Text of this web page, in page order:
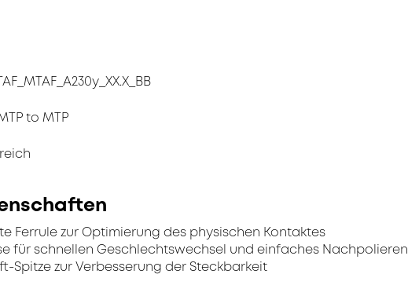
to MTP
Ferrule zur Optimierung des physischen Kontaktes
für schnellen Geschlechtswechsel und einfaches Nachpolieren
Spitze zur Verbesserung der Steckbarkeit